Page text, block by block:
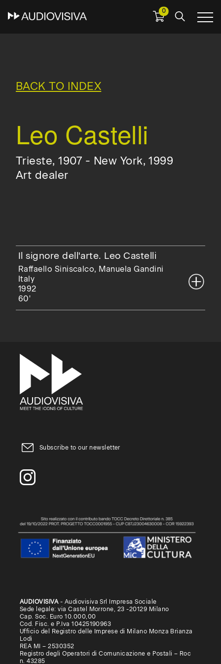
0
BACK TO INDEX
Leo Castelli
Trieste, 1907 - New York, 1999
Art dealer
Il signore dell'arte. Leo Castelli
Raffaello Siniscalco, Manuela Gandini
Italy
1992
60'
Subscribe to our newsletter
AUDIOVISIVA- Audiovisiva Srl Impresa Sociale
Sede legale: via Castel Morrone, 23 -20129 Milano
Cap. Soc. Euro 10.000,00
Cod. Fisc. e P.Iva 10425190963
Ufficio del Registro delle Imprese di Milano Monza Brianza
Lodi
REA MI – 2530352
Registro degli Operatori di Comunicazione e Postali – Roc
n. 43285